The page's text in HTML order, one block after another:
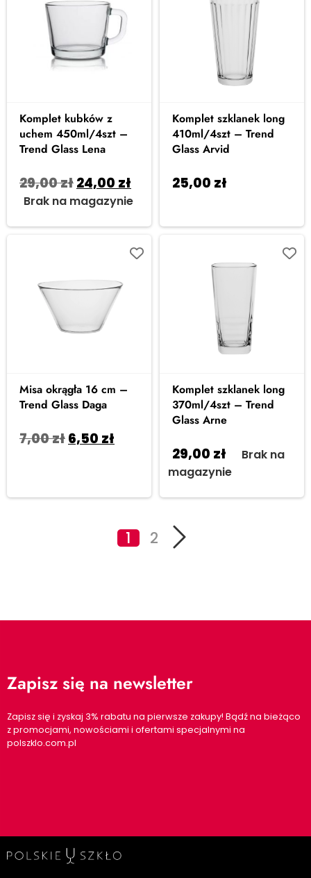
Komplet kubków z
uchem 450ml/4szt –
Trend Glass Lena
29,00zł24,00 zł
Brak na magazynie
Komplet szklanek long
410ml/4szt – Trend
Glass Arvid
25,00 zł
Misa okrągła 16 cm –
Trend Glass Daga
7,00zł6,50 zł
Komplet szklanek long
370ml/4szt – Trend
Glass Arne
29,00 zł
Brak na
magazynie
1 2
Zapisz się na newsletter
Zapisz się i zyskaj 3% rabatu na pierwsze zakupy! Bądź na bieżąco
z promocjami, nowościami i ofertami specjalnymi na
polszklo.com.pl